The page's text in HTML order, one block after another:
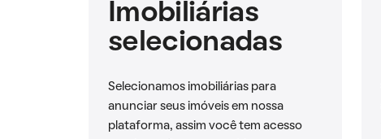
Imobiliárias
selecionadas
Selecionamos imobiliárias para
anunciar seus imóveis em nossa
plataforma, assim você tem acesso